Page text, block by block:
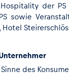
der
sowie
Hotel
des